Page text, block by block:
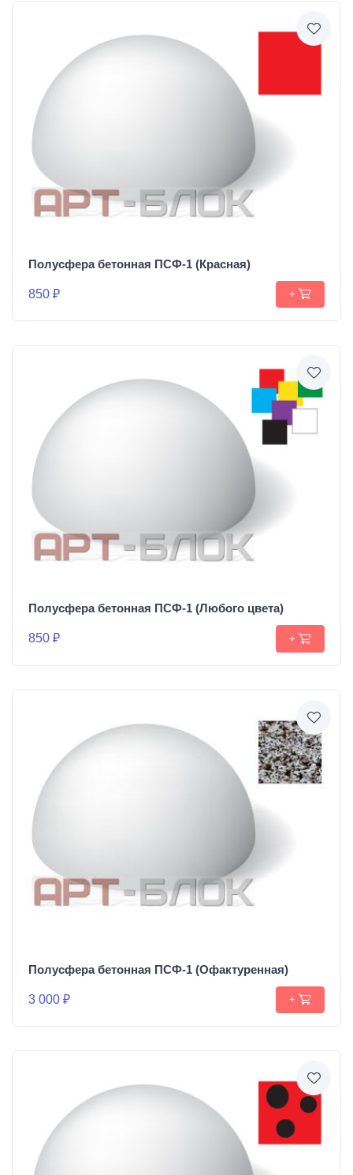
Полусфера бетонная ПСФ-1 (Красная)
850 ₽ +
Полусфера бетонная ПСФ-1 (Любого цвета)
850 ₽ +
Полусфера бетонная ПСФ-1 (Офактуренная)
3 000 ₽ +